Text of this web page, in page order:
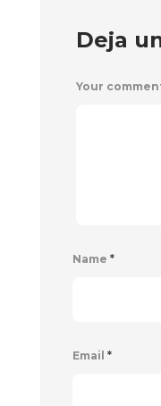
Deja
Your
Name *
Email *